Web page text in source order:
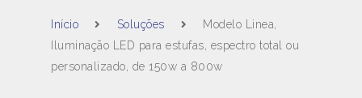
Início Soluções
Modelo Linea,
Iluminação LED para estufas, espectro total ou
personalizado, de 150w a 800w